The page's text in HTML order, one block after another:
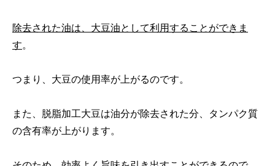
除去された油は、大豆油として利用することができま
す。
つまり、大豆の使用率が上がるのです。
また、脱脂加工大豆は油分が除去された分、タンパク質
の含有率が上がります。